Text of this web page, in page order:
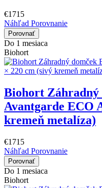
€1715
Náhľad Porovnanie
Porovnať
Do 1 mesiaca
Biohort
Biohort
Avantgarde ECO
kremeň metalíza)
€1715
Náhľad Porovnanie
Porovnať
Do 1 mesiaca
Biohort